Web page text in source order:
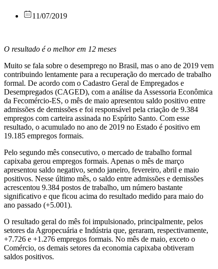
11/07/2019
O resultado é o melhor em 12 meses
Muito se fala sobre o desemprego no Brasil, mas o ano de 2019 vem
contribuindo lentamente para a recuperação do mercado de trabalho
formal. De acordo com o Cadastro Geral de Empregados e
Desempregados (CAGED), com a análise da Assessoria Econômica
da Fecomércio-ES, o mês de maio apresentou saldo positivo entre
admissões de demissões e foi responsável pela criação de 9.384
empregos com carteira assinada no Espírito Santo. Com esse
resultado, o acumulado no ano de 2019 no Estado é positivo em
19.185 empregos formais.
Pelo segundo mês consecutivo, o mercado de trabalho formal
capixaba gerou empregos formais. Apenas o mês de março
apresentou saldo negativo, sendo janeiro, fevereiro, abril e maio
positivos. Nesse último mês, o saldo entre admissões e demissões
acrescentou 9.384 postos de trabalho, um número bastante
significativo e que ficou acima do resultado medido para maio do
ano passado (+5.001).
O resultado geral do mês foi impulsionado, principalmente, pelos
setores da Agropecuária e Indústria que, geraram, respectivamente,
+7.726 e +1.276 empregos formais. No mês de maio, exceto o
Comércio, os demais setores da economia capixaba obtiveram
saldos positivos.